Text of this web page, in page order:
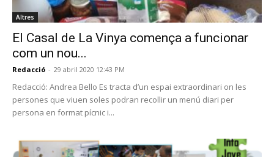
Altres
El Casal de La Vinya comença a funcionar
com un nou...
Redacció - 29 abril 2020 12:43 PM
Redacció: Andrea Bello Es tracta d’un espai extraordinari on les
persones que viuen soles podran recollir un menú diari per
persona en format pícnic i...